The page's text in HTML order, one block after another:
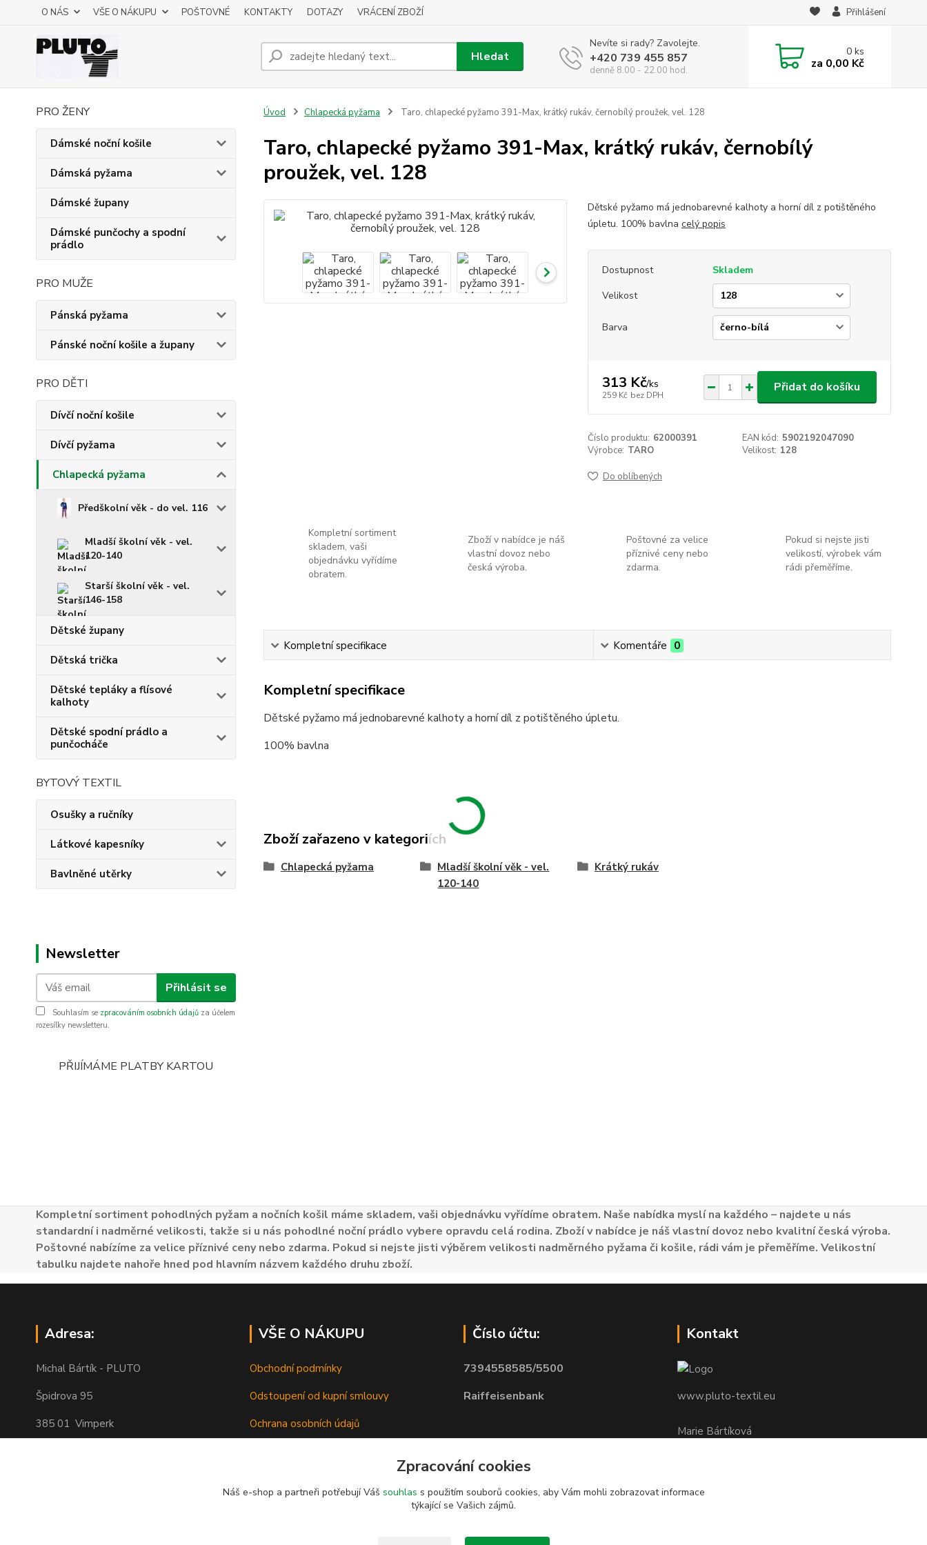
O NÁS VŠE O NÁKUPU POŠTOVNÉ KONTAKTY DOTAZY VRÁCENÍ ZBOŽÍ Přihlášení
Hledat
Nevíte si rady? Zavolejte.
+420 739 455 857
denně 8.00 - 22.00 hod.
0ks
za 0,00 Kč
PRO ŽENY
Dámské noční košile
Dámská pyžama
Dámské župany
Dámské punčochy a spodní
prádlo
PRO MUŽE
Pánská pyžama
Pánské noční košile a župany
PRO DĚTI
Dívčí noční košile
Dívčí pyžama
Chlapecká pyžama
Předškolní věk - do vel. 116
Mladší školní věk - vel.
120-140
Starší školní věk - vel.
146-158
Dětské župany
Dětská trička
Dětské tepláky a flísové
kalhoty
Dětské spodní prádlo a
punčocháče
BYTOVÝ TEXTIL
Osušky a ručníky
Látkové kapesníky
Bavlněné utěrky
Newsletter
Přihlásit se
Souhlasím se zpracováním osobních údajů za účelem
rozesílky newsletteru.
PŘIJÍMÁME PLATBY KARTOU
Úvod Chlapecká pyžama Taro, chlapecké pyžamo 391-Max, krátký rukáv, černobílý proužek, vel. 128
Taro, chlapecké pyžamo 391-Max, krátký rukáv, černobílý
proužek, vel. 128
Dětské pyžamo má jednobarevné kalhoty a horní díl z potištěného
úpletu. 100% bavlna celý popis
Dostupnost
Skladem
Velikost
Barva
313 Kč/ks
259 Kč bez DPH
Přidat do košíku
Číslo produktu: 62000391 EAN kód: 5902192047090
Výrobce: TARO Velikost: 128
Do oblíbených
Kompletní sortiment
skladem, vaši
objednávku vyřídíme
obratem.
Zboží v nabídce je náš
vlastní dovoz nebo
česká výroba.
Poštovné za velice
příznivé ceny nebo
zdarma.
Pokud si nejste jisti
velikostí, výrobek vám
rádi přeměříme.
Kompletní specifikace Komentáře 0
Kompletní specifikace
Dětské pyžamo má jednobarevné kalhoty a horní díl z potištěného úpletu.
100% bavlna
Zboží zařazeno v kategoriích
Chlapecká pyžama
Mladší školní věk - vel.
120-140
Krátký rukáv
Kompletní sortiment pohodlných pyžam a nočních košil máme skladem, vaši objednávku vyřídíme obratem. Naše nabídka myslí na každého – najdete u nás
standardní i nadměrné velikosti, takže si u nás pohodlné noční prádlo vybere opravdu celá rodina. Zboží v nabídce je náš vlastní dovoz nebo kvalitní česká výroba.
Poštovné nabízíme za velice příznivé ceny nebo zdarma. Pokud si nejste jisti výběrem velikosti nadměrného pyžama či košile, rádi vám je přeměříme. Velikostní
tabulku najdete nahoře hned pod hlavním názvem každého druhu zboží.
Adresa:
Michal Bártík - PLUTO
Špidrova 95
385 01 Vimperk
VŠE O NÁKUPU
Obchodní podmínky
Odstoupení od kupní smlouvy
Ochrana osobních údajů
Číslo účtu:
7394558585/5500
Raiffeisenbank
Kontakt
www.pluto-textil.eu
Marie Bártíková
pluto@pluto.eu
Zpracování cookies
Náš e-shop a partneři potřebují Váš souhlas s použitím souborů cookies, aby Vám mohli zobrazovat informace
týkající se Vašich zájmů.